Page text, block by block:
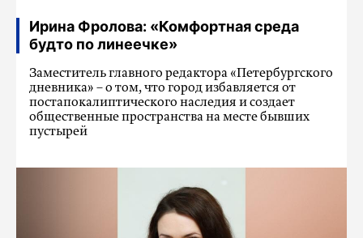
Ирина Фролова: «Комфортная среда
будто по линеечке»
Заместитель главного редактора «Петербургского
дневника» – о том, что город избавляется от
постапокалиптического наследия и создает
общественные пространства на месте бывших
пустырей